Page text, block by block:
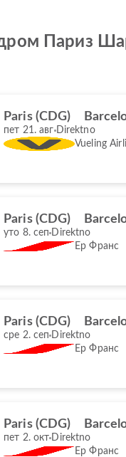
Париз
Paris (CDG)
пет 21. авг Direktno
Vueling
Paris (CDG)
уто 8. сеп Direktno
Ер Франс
Paris (CDG)
сре 2. сеп Direktno
Ер Франс
Paris (CDG)
пет 2. окт Direktno
Ер Франс